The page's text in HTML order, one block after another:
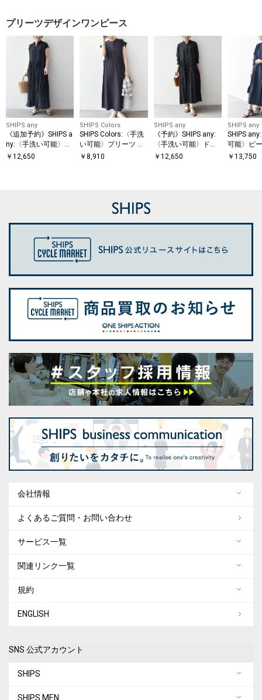
プリーツデザインワンピース
SHIPS any
《追加予約》SHIPS a
ny:〈手洗い可能〉ド
ット バンドカラー フ
￥ 12,650
SHIPS Colors
SHIPS Colors:〈手洗
い可能〉プリーツ デ
ザイン シャツ ワンピ
￥8,910
SHIPS any
《予約》SHIPS any:
〈手洗い可能〉ドッ
ト バンドカラー プリ
￥ 12,650
SHIPS any
SHIPS
可能〉ピ
サイド プ
￥13,750
会社情報
よくあるご質問・お問い合わせ
サービス一覧
関連リンク一覧
規約
ENGLISH
SNS 公式アカウント
SHIPS
SHIPS MEN